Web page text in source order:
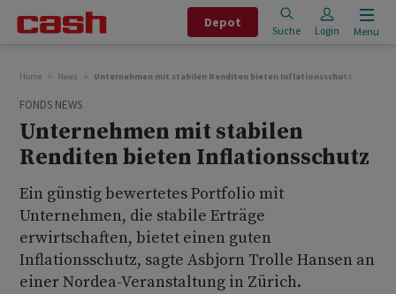
Depot
Suche Login Menu
Home News Unternehmen mit stabilen Renditen bieten Inflationsschutz
FONDS NEWS
Unternehmen mit stabilen
Renditen bieten Inflationsschutz
Ein günstig bewertetes Portfolio mit
Unternehmen, die stabile Erträge
erwirtschaften, bietet einen guten
Inflationsschutz, sagte Asbjorn Trolle Hansen an
einer Nordea-Veranstaltung in Zürich.